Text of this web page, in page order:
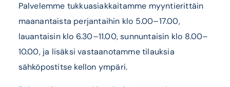
Palvelemme tukkuasiakkaitamme myyntierittäin
maanantaista perjantaihin klo 5.00–17.00,
lauantaisin klo 6.30–11.00, sunnuntaisin klo 8.00–
10.00, ja lisäksi vastaanotamme tilauksia
sähköpostitse kellon ympäri.